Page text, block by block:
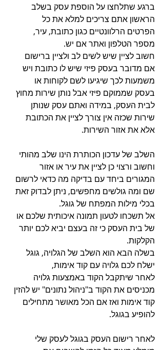
ברגע שתלחצו על הוספת עסק בשלב
הראשון אתם צריכים למלא את כל
הפרטים הרלוונטיים כגון כתובת, עיר,
מספר הטלפון ואתר אם יש.
חשוב לציין שיש לשים לב ולציין ברישום
אם מדובר בעסק פיזי שיש לו כתובת ויש
משמעות לכך שיגיעו לשם לקוחות או
בעסק שממוקם פיזי אבל נותן שירות מחוץ
לבית העסק, במידה ואתם עסק שנותן
שירות שכזה אין צורך לציין את הכתובת
אלא את אזור השירות.
השלב של עדכון הכותרת הינו שלב מהותי
וחשוב ורצוי כן לציין את עיר או אזור
המגורים ביחד עם בדיקה מה כדאי לרשום
שם ומה גולשים מחפשים, ניתן לבדוק זאת
בכלי מילות המפתח של גוגל.
אל תשכחו לטעון תמונה איכותית שלכם או
של בית העסק כי זה בעצם יביא לכם יותר
הקלקות.
בשלה הבא הוא השלב של הגלויה, גוגל
ישלח לכם גלויה עם קוד אימות,
לאחר שיתקבל הקוד באמצעות גלויה
מכניסים את הקוד ב"ניהול נתונים" יש להזין
קוד אימות ואז אם הכל מאושר מתחילים
להופיע בגוגל.
לאחר רישום העסק בגוגל לעסק שלי